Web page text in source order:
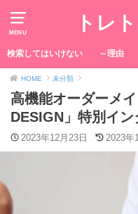
MENU トレ
検索してはいけない ～理由
HOME 未分類
高機能オーダーメ
DESIGN」特別イン
2023年12月23日 2023年